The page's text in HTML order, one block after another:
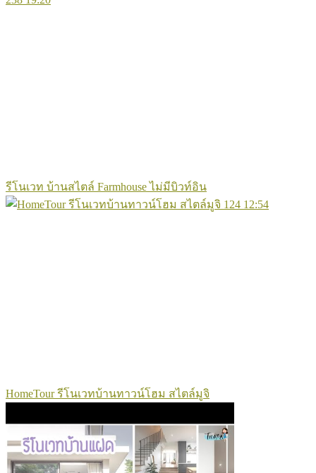
รีโนเวท บ้านสไตล์ Farmhouse ไม่มีบิวท์อิน
124 12:54
HomeTour รีโนเวทบ้านทาวน์โฮม สไตล์มูจิ